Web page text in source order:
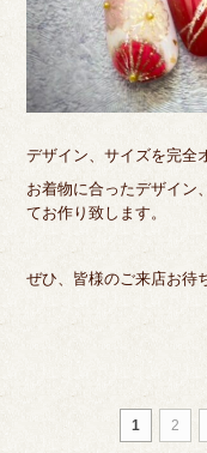
デザイン、サイズを完全
お着物に合ったデザイン
てお作り致します。
ぜひ、皆様のご来店お待
1 2